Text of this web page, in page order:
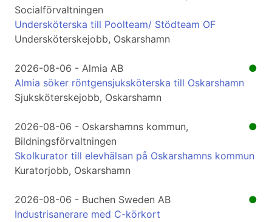
Socialförvaltningen
Undersköterska till Poolteam/ Stödteam OF
Undersköterskejobb, Oskarshamn
●
2026-08-06 - Almia AB
Almia söker röntgensjuksköterska till Oskarshamn
Sjuksköterskejobb, Oskarshamn
●
2026-08-06 - Oskarshamns kommun,
Bildningsförvaltningen
Skolkurator till elevhälsan på Oskarshamns kommun
Kuratorjobb, Oskarshamn
●
2026-08-06 - Buchen Sweden AB
Industrisanerare med C-körkort